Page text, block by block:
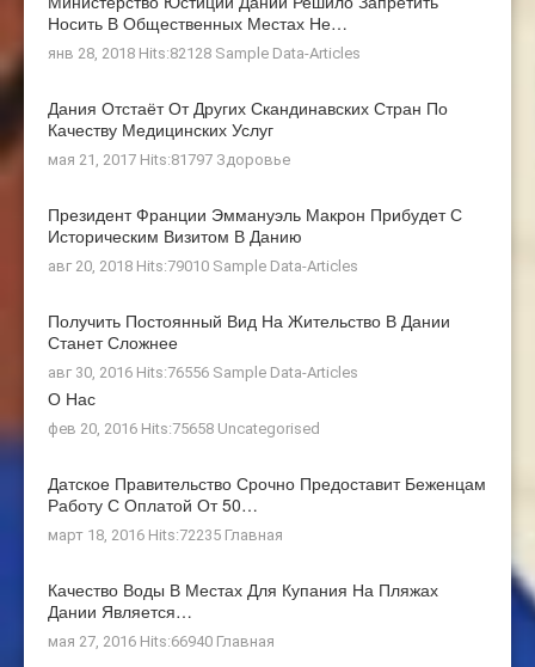
Носить В Общественных Местах Не…
янв 28, 2018 Hits:82128 Sample Data-Articles
Дания Отстаёт От Других Скандинавских Стран По
Качеству Медицинских Услуг
мая 21, 2017 Hits:81797 Здоровье
Президент Франции Эммануэль Макрон Прибудет С
Историческим Визитом В Данию
авг 20, 2018 Hits:79010 Sample Data-Articles
Получить Постоянный Вид На Жительство В Дании
Станет Сложнее
авг 30, 2016 Hits:76556 Sample Data-Articles
О Нас
фев 20, 2016 Hits:75658 Uncategorised
Датское Правительство Срочно Предоставит Беженцам
Работу С Оплатой От 50…
март 18, 2016 Hits:72235 Главная
Качество Воды В Местах Для Купания На Пляжах
Дании Является…
мая 27, 2016 Hits:66940 Главная